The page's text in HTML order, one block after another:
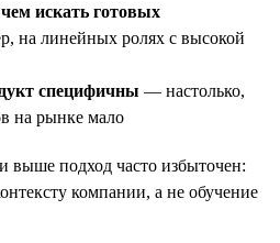
искать готовых
на линейных ролях с высокой
специфичны — настолько,
на рынке мало
выше подход часто избыточен:
компании, а не обучение